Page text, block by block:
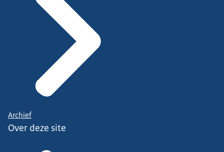
Archief
Over deze site